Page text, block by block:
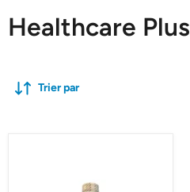
Healthcare Plus
Trier par